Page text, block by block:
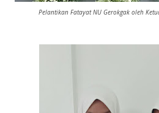
Pelantikan Fatayat NU Gerokgak oleh